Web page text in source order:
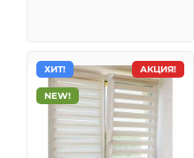
АКЦИЯ!
ХИТ!
NEW!